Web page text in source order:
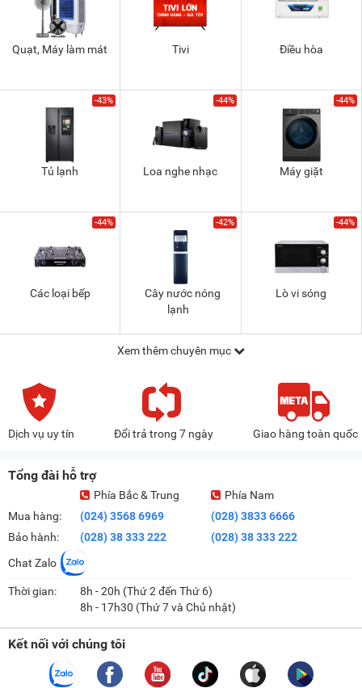
Quạt, Máy làm mát Tivi Điều hòa
-43%
Tủ lạnh
-44%
Loa nghe nhạc
-44%
Máy giặt
-44%
Các loại bếp
-42%
Cây nước nóng
lạnh
-44%
Lò vi sóng
Xem thêm chuyên mục
Dịch vụ uy tín Đổi trả trong 7 ngày Giao hàng toàn quốc
Tổng đài hỗ trợ
Mua hàng:
Bảo hành:
Phía Bắc & Trung
(024) 3568 6969
(028) 38 333 222
Phía Nam
(028) 3833 6666
(028) 38 333 222
Chat Zalo
Thời gian:
8h - 20h (Thứ 2 đến Thứ 6)
8h - 17h30 (Thứ 7 và Chủ nhật)
Kết nối với chúng tôi